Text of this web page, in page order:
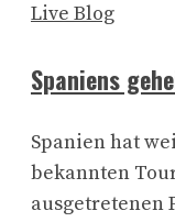
Live Blog
Spaniens
Spanien hat
bekannten
ausgetretenen